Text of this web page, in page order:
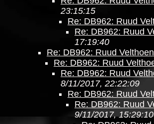
23:15:15
Re: DB962: Ruud
Re: DB962: Ruud
17:19:40
Re: DB962: Ruud
Re: DB962: Ruud
Re: DB962: Ruud
8/11/2017, 22:22:09
Re: DB962: Ruud
Re: DB962: Ruud
9/11/2017, 15:29:10